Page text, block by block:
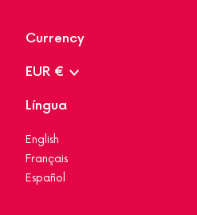
Currency
EUR €
Língua
English
Français
Español